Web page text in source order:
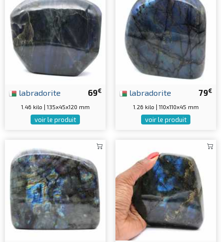
69€
labradorite
1.46 kilo | 135x45x120 mm
voir le produit
79€
labradorite
1.26 kilo | 110x110x45 mm
voir le produit